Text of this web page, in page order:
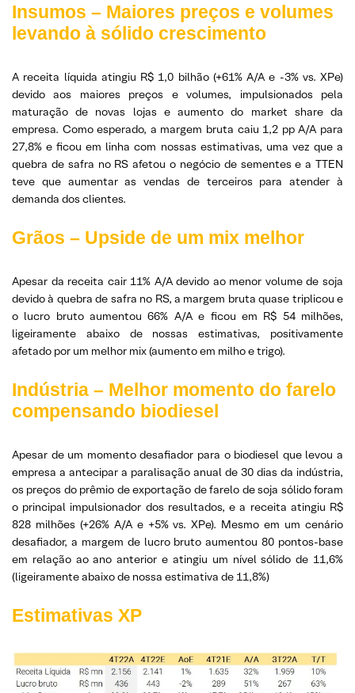
Insumos – Maiores preços e volumes
levando à sólido crescimento
A receita líquida atingiu R$ 1,0 bilhão (+61% A/A e -3% vs. XPe)
devido aos maiores preços e volumes, impulsionados pela
maturação de novas lojas e aumento do market share da
empresa. Como esperado, a margem bruta caiu 1,2 pp A/A para
27,8% e ficou em linha com nossas estimativas, uma vez que a
quebra de safra no RS afetou o negócio de sementes e a TTEN
teve que aumentar as vendas de terceiros para atender à
demanda dos clientes.
Grãos – Upside de um mix melhor
Apesar da receita cair 11% A/A devido ao menor volume de soja
devido à quebra de safra no RS, a margem bruta quase triplicou e
o lucro bruto aumentou 66% A/A e ficou em R$ 54 milhões,
ligeiramente abaixo de nossas estimativas, positivamente
afetado por um melhor mix (aumento em milho e trigo).
Indústria – Melhor momento do farelo
compensando biodiesel
Apesar de um momento desafiador para o biodiesel que levou a
empresa a antecipar a paralisação anual de 30 dias da indústria,
os preços do prêmio de exportação de farelo de soja sólido foram
o principal impulsionador dos resultados, e a receita atingiu R$
828 milhões (+26% A/A e +5% vs. XPe). Mesmo em um cenário
desafiador, a margem de lucro bruto aumentou 80 pontos-base
em relação ao ano anterior e atingiu um nível sólido de 11,6%
(ligeiramente abaixo de nossa estimativa de 11,8%)
Estimativas XP